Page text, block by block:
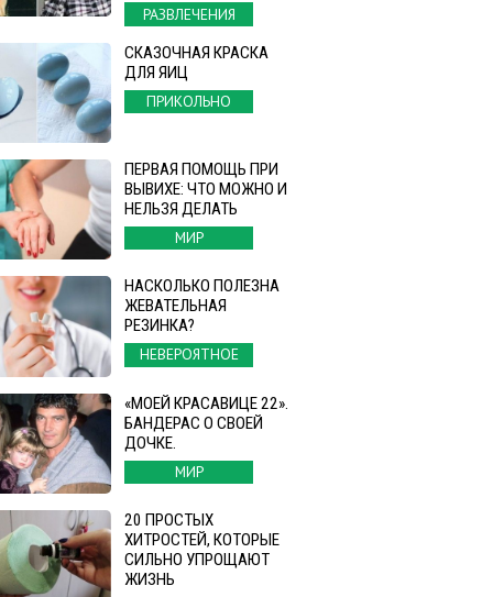
РАЗВЛЕЧЕНИЯ
СКАЗОЧНАЯ КРАСКА
ДЛЯ ЯИЦ
ПРИКОЛЬНО
ПЕРВАЯ ПОМОЩЬ ПРИ
ВЫВИХЕ: ЧТО МОЖНО И
НЕЛЬЗЯ ДЕЛАТЬ
МИР
НАСКОЛЬКО ПОЛЕЗНА
ЖЕВАТЕЛЬНАЯ
РЕЗИНКА?
НЕВЕРОЯТНОЕ
«МОЕЙ КРАСАВИЦЕ 22».
БАНДЕРАС О СВОЕЙ
ДОЧКЕ.
МИР
20 ПРОСТЫХ
ХИТРОСТЕЙ, КОТОРЫЕ
СИЛЬНО УПРОЩАЮТ
ЖИЗНЬ